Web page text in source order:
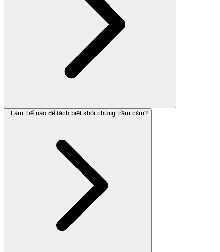
Làm thế nào để tách biệt khỏi chứng trầm cảm?